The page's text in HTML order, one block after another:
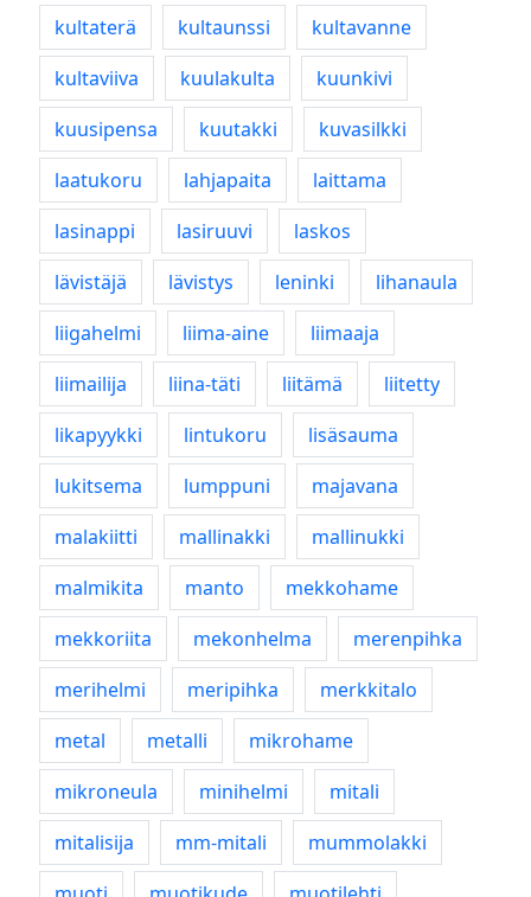
kultaterä
kultaunssi
kultavanne
kultaviiva
kuulakulta
kuunkivi
kuusipensa
kuutakki
kuvasilkki
laatukoru
lahjapaita
laittama
lasinappi
lasiruuvi
laskos
lävistäjä
lävistys leninki
lihanaula
liigahelmi
liima-aine
liimaaja
liimailija
liina-täti liitämä
liitetty
likapyykki
lintukoru
lisäsauma
lukitsema
lumppuni
majavana
malakiitti
mallinakki
mallinukki
malmikita
manto
mekkohame
mekkoriita
mekonhelma
merenpihka
merihelmi
meripihka
merkkitalo
metal
metalli
mikrohame
mikroneula
minihelmi
mitali
mitalisija
mm-mitali
mummolakki